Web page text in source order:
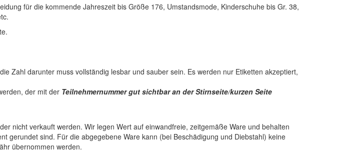
für die kommende Jahreszeit bis Größe 176, Umstandsmode, Kinderschuhe bis Gr. 38,
Zahl darunter muss vollständig lesbar und sauber sein. Es werden nur Etiketten akzeptiert,
der mit der Teilnehmernummer gut sichtbar an der Stirnseite/kurzen Seite
nicht verkauft werden. Wir legen Wert auf einwandfreie, zeitgemäße Ware und behalten
gerundet sind. Für die abgegebene Ware kann (bei Beschädigung und Diebstahl) keine
übernommen werden.